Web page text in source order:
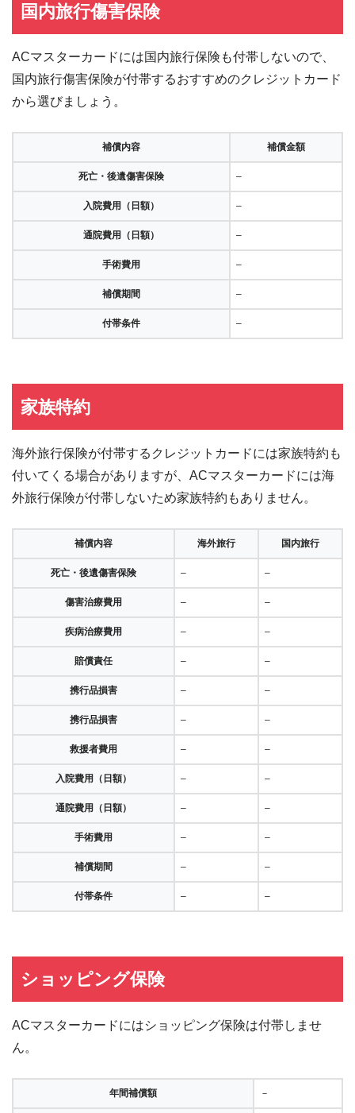
国内旅行傷害保険
ACマスターカードには国内旅行保険も付帯しないので、
国内旅行傷害保険が付帯するおすすめのクレジットカード
から選びましょう。
補償内容 補償金額
死亡・後遺傷害保険 –
入院費用（日額） –
通院費用（日額） –
手術費用 –
補償期間 –
付帯条件 –
家族特約
海外旅行保険が付帯するクレジットカードには家族特約も
付いてくる場合がありますが、ACマスターカードには海
外旅行保険が付帯しないため家族特約もありません。
補償内容 海外旅行 国内旅行
死亡・後遺傷害保険 – –
傷害治療費用 – –
疾病治療費用 – –
賠償責任 – –
携行品損害 – –
携行品損害 – –
救援者費用 – –
入院費用（日額） – –
通院費用（日額） – –
手術費用 – –
補償期間 – –
付帯条件 – –
ショッピング保険
ACマスターカードにはショッピング保険は付帯しませ
ん。
年間補償額 －